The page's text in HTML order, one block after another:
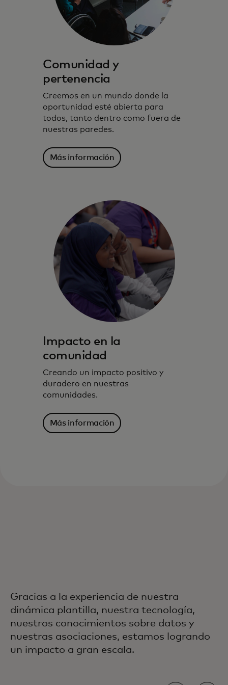
Comunidad y
pertenencia
Creemos en un mundo donde la
oportunidad esté abierta para
todos, tanto dentro como fuera de
nuestras paredes.
Más información
Impacto en la
comunidad
Creando un impacto positivo y
duradero en nuestras
comunidades.
Más información
Gracias a la experiencia de nuestra
dinámica plantilla, nuestra tecnología,
nuestros conocimientos sobre datos y
nuestras asociaciones, estamos logrando
un impacto a gran escala.